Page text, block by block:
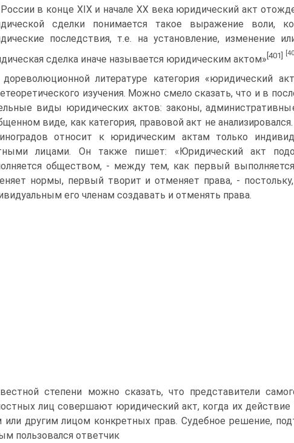
в конце XIX и начале XX века юридический акт
сделки понимается такое выражение воли,
последствия, т.е. на установление, изменение
сделка иначе называется юридическим актом» [401]
литературе категория «юридический
изучения. Можно смело сказать, что и в
виды юридических актов: законы,
виде, как категория, правовой акт не
относит к юридическим актам только
лицами. Он также пишет: «Юридический акт
обществом, - между тем, как первый
нормы, первый творит и отменяет права, -
его членам создавать и отменять права.
степени можно сказать, что представители
лиц совершают юридический акт, когда их действие
или другим лицом конкретных прав. Судебное решение,
пользовался ответчик